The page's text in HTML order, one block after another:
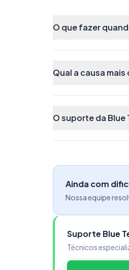
O que fazer
Qual a causa
O suporte da Blue
Ainda com
Nossa equipe
Suporte Blue
Técnicos